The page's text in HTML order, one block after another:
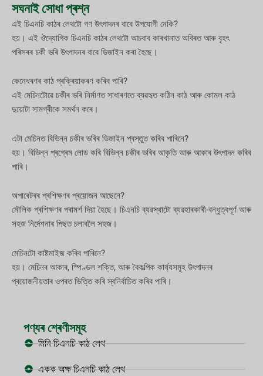
সঘনাই সোধা প্ৰশ্ন
এই চিএনচি কাঠৰ লেথটো গণ উৎপাদনৰ বাবে উপযোগী নেকি?
হয়। এই ঔদ্যোগিক চিএনচি কাঠৰ লেথটো আচবাব কাৰখানাত অবিৰত আৰু বৃহৎ
পৰিসৰৰ চকী ভৰি উৎপাদনৰ বাবে ডিজাইন কৰা হৈছে।
কেনেধৰণৰ কাঠ প্ৰক্ৰিয়াকৰণ কৰিব পাৰি?
এই মেচিনটোৱে চকীৰ ভৰি নিৰ্মাণত সাধাৰণতে ব্যৱহৃত কঠিন কাঠ আৰু কোমল কাঠ
দুয়োটা সামগ্ৰীকে সমৰ্থন কৰে।
এটা মেচিনত বিভিন্ন চকীৰ ভৰিৰ ডিজাইন প্ৰস্তুত কৰিব পাৰিনে?
হয়। বিভিন্ন প্ৰগ্ৰেম লোড কৰি বিভিন্ন চকীৰ ভৰিৰ আকৃতি আৰু আকাৰ উৎপাদন কৰিব
পাৰি।
অপাৰেটৰৰ প্ৰশিক্ষণৰ প্ৰয়োজন আছেনে?
মৌলিক প্ৰশিক্ষণৰ পৰামৰ্শ দিয়া হৈছে। চিএনচি ব্যৱস্থাটো ব্যৱহাৰকাৰী-বন্ধুত্বপূৰ্ণ আৰু
সহজ নিৰ্দেশনাৰ পিছত চলাবলৈ সহজ।
মেচিনটো কাষ্টমাইজ কৰিব পাৰিনে?
হয়। মেচিনৰ আকাৰ, স্পিণ্ডল শক্তি, আৰু বৈকল্পিক কাৰ্য্যসমূহ উৎপাদনৰ
প্ৰয়োজনীয়তাৰ ওপৰত ভিত্তি কৰি স্বনিৰ্বাচিত কৰিব পাৰি।
পণ্যৰ শ্ৰেণীসমূহ
মিনি চিএনচি কাঠ লেথ
একক অক্ষ চিএনচি কাঠ লেথ